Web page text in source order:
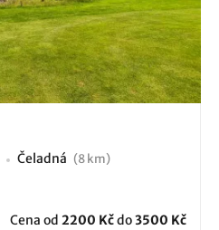
Čeladná (8 km)
Cena od 2200 Kčdo3500 Kč